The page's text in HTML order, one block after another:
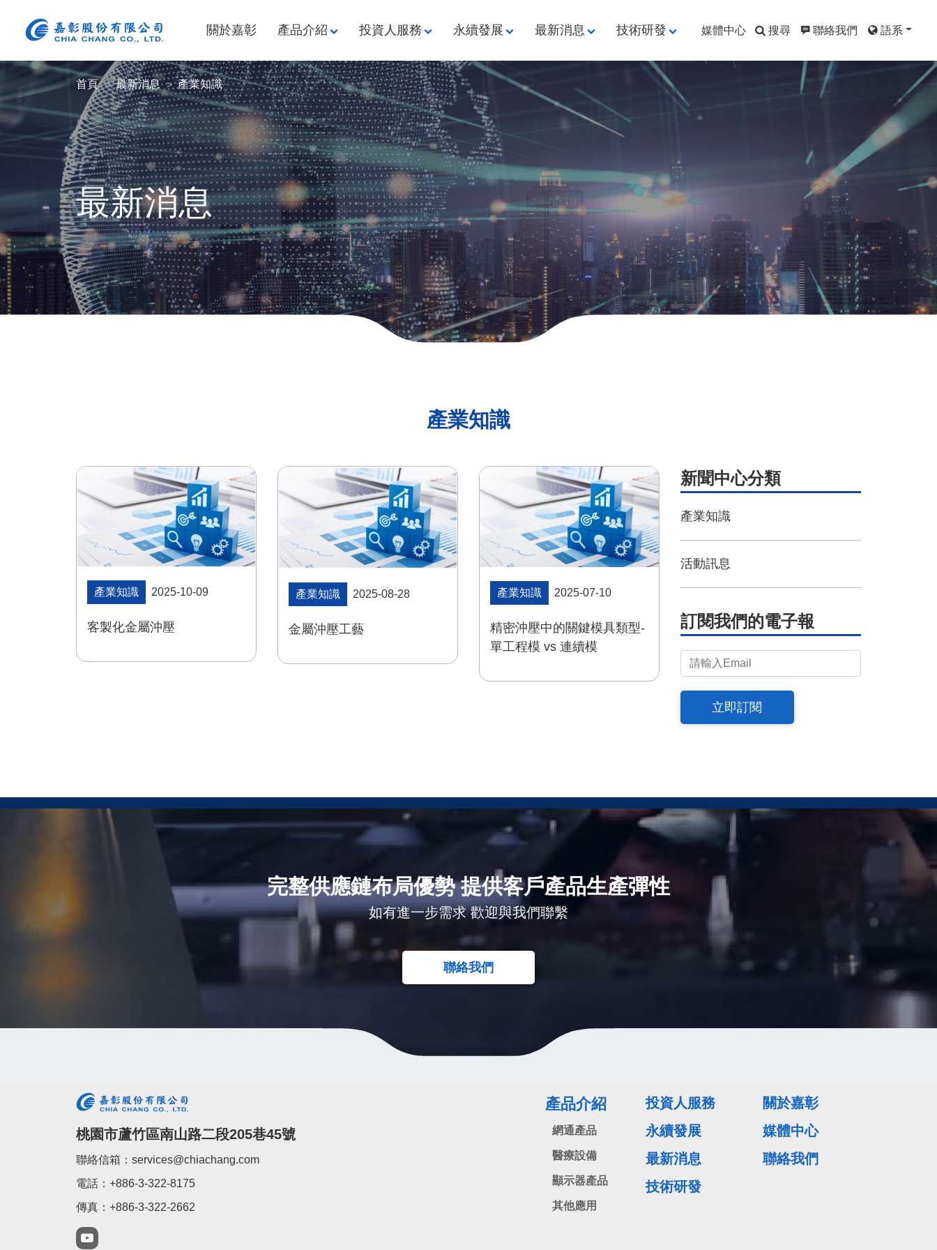
關於嘉彰 產品介紹 投資人服務 永續發展 最新消息 技術研發 媒體中心 搜尋 聯絡我們 語系
首頁 最新消息 產業知識
最新消息
產業知識
產業知識 2025-10-09
客製化金屬沖壓
產業知識 2025-08-28
金屬沖壓工藝
產業知識 2025-07-10
精密沖壓中的關鍵模具類型-
單工程模 vs 連續模
新聞中心分類
產業知識
活動訊息
訂閱我們的電子報
立即訂閱
完整供應鏈布局優勢 提供客戶產品生產彈性
如有進一步需求 歡迎與我們聯繫
聯絡我們
桃園市蘆竹區南山路二段205巷45號
聯絡信箱：services@chiachang.com
電話：+886-3-322-8175
傳真：+886-3-322-2662
產品介紹
網通產品
醫療設備
顯示器產品
其他應用
投資人服務
永續發展
最新消息
技術研發
關於嘉彰
媒體中心
聯絡我們